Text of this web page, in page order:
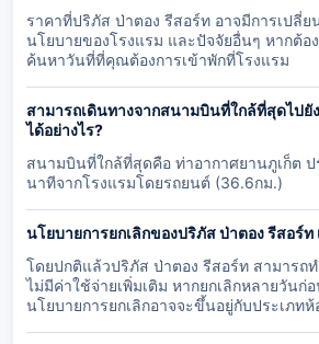
ราคาที่ปริภัส ป่าตอง รีสอร์ท อาจมีการเปลี่
นโยบายของโรงแรม และปัจจัยอื่นๆ หากต้อ
ค้นหาวันที่ที่คุณต้องการเข้าพักที่โรงแรม
สามารถเดินทางจากสนามบินที่ใกล้ที่สุดไปยั
ได้อย่างไร?
สนามบินที่ใกล้ที่สุดคือ ท่าอากาศยานภูเก็ต
นาทีจากโรงแรมโดยรถยนต์ (36.6กม.)
นโยบายการยกเลิกของปริภัส ป่าตอง รีสอร์ท
โดยปกติแล้วปริภัส ป่าตอง รีสอร์ท สามารถท
ไม่มีค่าใช้จ่ายเพิ่มเติม หากยกเลิกหลายวันก่
นโยบายการยกเลิกอาจจะขึ้นอยู่กับประเภทห้